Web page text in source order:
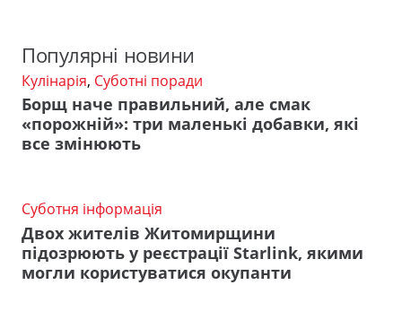
Популярні новини
Кулінарія, Суботні поради
Борщ наче правильний, але смак
«порожній»: три маленькі добавки, які
все змінюють
Суботня інформація
Двох жителів Житомирщини
підозрюють у реєстрації Starlink, якими
могли користуватися окупанти